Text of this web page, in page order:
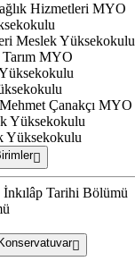
Hizmetleri MYO
Meslek Yüksekokulu
Tarım MYO
Çanakçı MYO
Yüksekokulu
Yüksekokulu
Tarihi Bölümü